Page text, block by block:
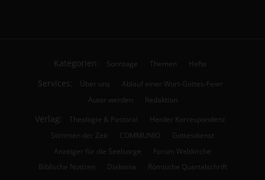
Kategorien: Sonntage Themen Hefte
Services: Über uns
Ablauf einer Wort-Gottes-Feier
Autor werden
Redaktion
Verlag: Theologie & Pastoral
Herder Korrespondenz
Stimmen der Zeit
COMMUNIO
Gottesdienst
Anzeiger für die Seelsorge
Forum Weltkirche
Biblische Notizen
Diakonia Römische Quartalschrift